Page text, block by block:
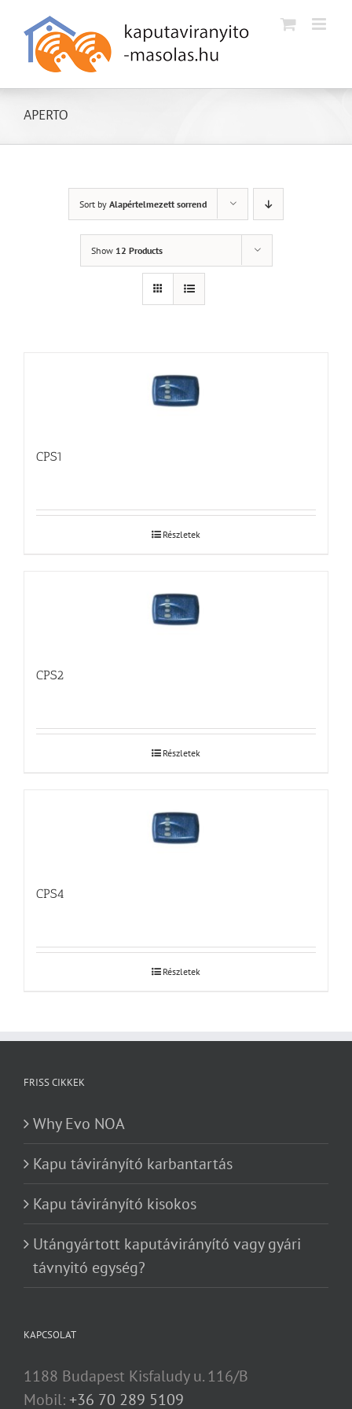
Kihagyás
APERTO
Sort by Alapértelmezett sorrend
Show 12 Products
CPS1
Részletek
CPS2
Részletek
CPS4
Részletek
FRISS CIKKEK
Why Evo NOA
Kapu távirányító karbantartás
Kapu távirányító kisokos
Utángyártott kaputávirányító vagy gyári
távnyitó egység?
KAPCSOLAT
1188 Budapest Kisfaludy u. 116/B
Mobil:+36 70 289 5109